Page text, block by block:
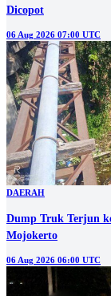
Dicopot
06 Aug 2026 07:00 UTC
DAERAH
Dump Truk Terjun
Mojokerto
06 Aug 2026 06:00 UTC